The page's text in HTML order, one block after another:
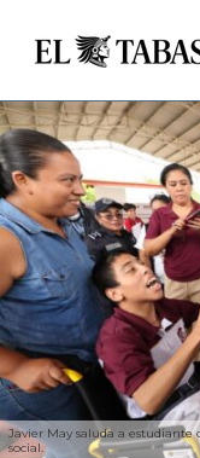
Javier May saluda a estudiante
social.